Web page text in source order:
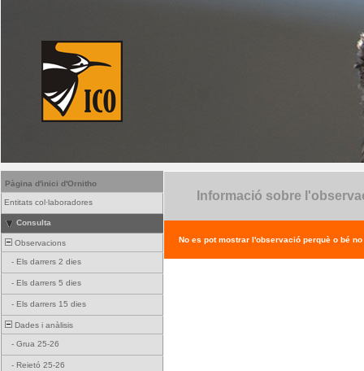
Pàgina d'inici d'Ornitho
Entitats col·laboradores
Consulta
Observacions
- Els darrers 2 dies
- Els darrers 5 dies
- Els darrers 15 dies
Dades i anàlisis
- Grua 25-26
- Reietó 25-26
Informació sobre
No es pot mostrar l'observació perquè o bé